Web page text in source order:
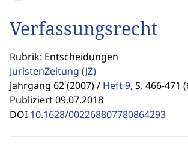
Verfassungsrecht
Rubrik: Entscheidungen
JuristenZeitung (JZ)
Jahrgang 62 (2007) / Heft 9, S. 466-471
Publiziert 09.07.2018
DOI 10.1628/002268807780864293